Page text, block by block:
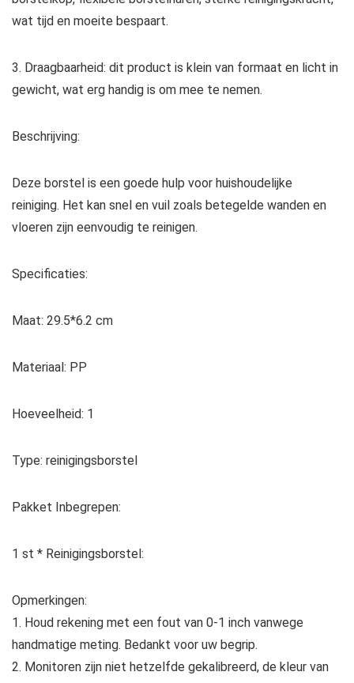
wat tijd en moeite bespaart.
3. Draagbaarheid: dit product is klein van formaat en licht in
gewicht, wat erg handig is om mee te nemen.
Beschrijving:
Deze borstel is een goede hulp voor huishoudelijke
reiniging. Het kan snel en vuil zoals betegelde wanden en
vloeren zijn eenvoudig te reinigen.
Specificaties:
Maat: 29.5*6.2 cm
Materiaal: PP
Hoeveelheid: 1
Type: reinigingsborstel
Pakket Inbegrepen:
1 st * Reinigingsborstel:
Opmerkingen:
1. Houd rekening met een fout van 0-1 inch vanwege
handmatige meting. Bedankt voor uw begrip.
2. Monitoren zijn niet hetzelfde gekalibreerd, de kleur van